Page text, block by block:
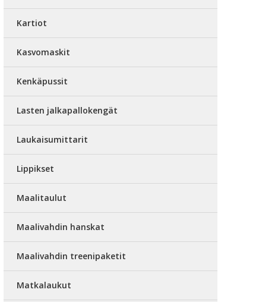
Kartiot
Kasvomaskit
Kenkäpussit
Lasten jalkapallokengät
Laukaisumittarit
Lippikset
Maalitaulut
Maalivahdin hanskat
Maalivahdin treenipaketit
Matkalaukut